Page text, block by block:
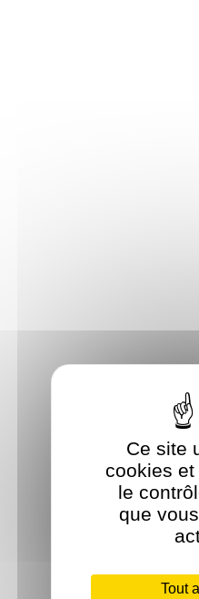
Ce site
cookies
le
que
Tout